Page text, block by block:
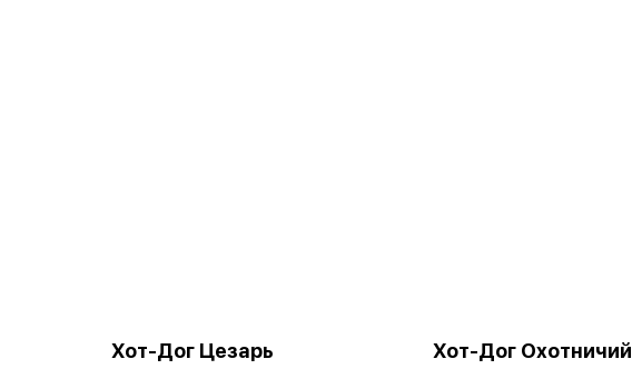
Хот-Дог Цезарь Хот-Дог Охотничий